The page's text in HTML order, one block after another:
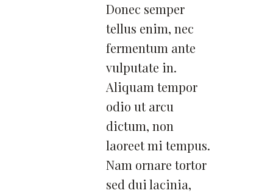
Donec semper
tellus enim, nec
fermentum ante
vulputate in.
Aliquam tempor
odio ut arcu
dictum, non
laoreet mi tempus.
Nam ornare tortor
sed dui lacinia,